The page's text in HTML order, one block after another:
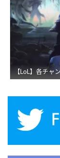
【LoL】各チャ